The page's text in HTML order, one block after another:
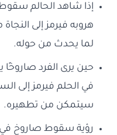
إذا شاهد الحالم
هروبه فيرمز إلى
لما يحدث من حوله.
حين يرى الفرد
في الحلم فيرمز إلى
سيتمكن من تطهيره.
رؤية سقوط صاروخ في